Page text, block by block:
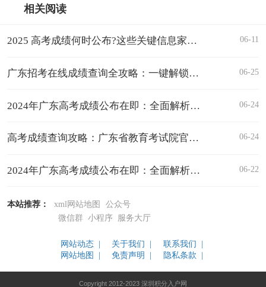
相关阅读
2025 高考成绩何时公布?这些关键信息家长考生必看! 06-11
广东招考在线成绩查询全攻略：一键解锁高考成绩 06-25
2024年广东高考成绩公布在即：全面解析成绩查询攻略 06-24
高考成绩查询攻略：广东省教育考试院官方指南 06-24
2024年广东高考成绩公布在即：全面解析查询方式与志愿填报时间 06-22
本站推荐： xml网站地图
公众号
微信群 小程序 服务大厅
网站动态 | 关于我们 |
联系我们 |
网站地图 |
免责声明 | 隐私条款 |
Copyright 2012-2023 深圳积分入户网